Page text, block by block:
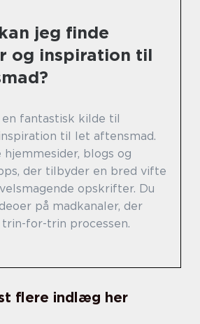
jeg finde
og inspiration til
fantastisk kilde til
til let aftensmad.
hjemmesider, blogs og
der tilbyder en bred vifte
opskrifter. Du
på madkanaler, der
for-trin processen.
flere indlæg her